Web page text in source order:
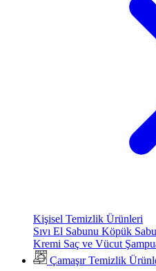
Kişisel Temizlik Ürünleri
Sıvı El Sabunu Köpük
Kremi Saç ve Vücut
Çamaşır Temizlik